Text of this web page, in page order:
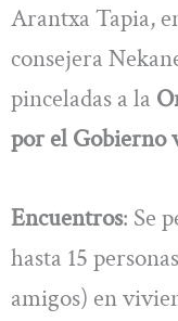
Arantxa Tapia,
consejera
pinceladas a la
por el Gobierno
Encuentros: Se
hasta 15
amigos) en